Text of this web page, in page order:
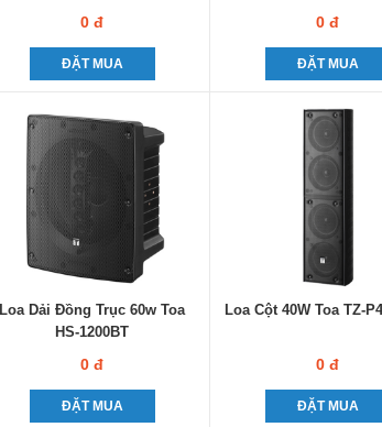
0 đ
ĐẶT MUA
0 đ
ĐẶT MUA
Loa Dải Đồng Trục 60w Toa
HS-1200BT
0 đ
ĐẶT MUA
Loa Cột 40W Toa TZ-
0 đ
ĐẶT MUA